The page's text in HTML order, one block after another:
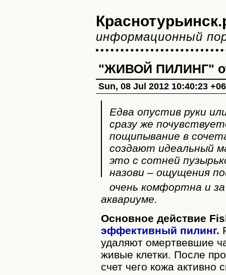
информационный
"ЖИВОЙ ПИЛИНГ"
Sun, 08 Jul 2012 10:40:23
Едва опустив руки
сразу же
пощипывание в
создают идеальный
это с сотней
назови – ощущения
очень комфортна и
аквариуме.
Основное действие
эффективный пилинг.
удаляют омертвевшие
живые клетки. После
счет чего кожа активно